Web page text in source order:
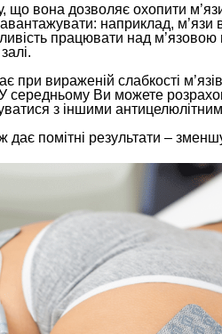
що вона дозволяє охопити
наприклад, м’язи
працювати над
при вираженій слабкості
Ви можете
з іншими
дає помітні результати –